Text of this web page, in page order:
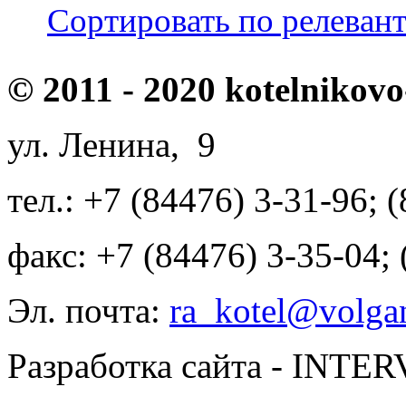
Сортировать по
© 2011 - 2020
ул. Ленина, 9
тел.: +7 (84476) 3-31-96;
факс: +7 (84476) 3-35-04;
Эл. почта:
Разработка сайта -